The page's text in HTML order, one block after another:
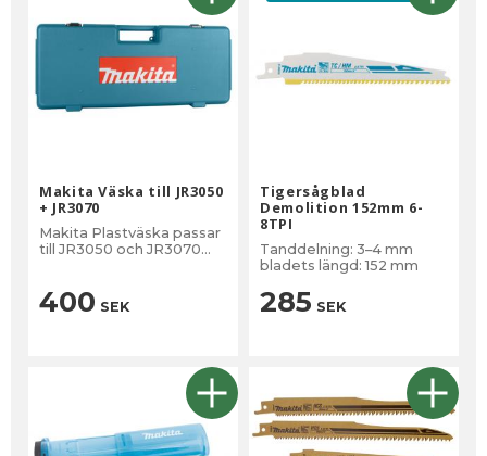
Makita Väska till JR3050
+ JR3070
Makita Plastväska passar
till JR3050 och JR3070
400 SEK
Tigersågblad
Demolition 152mm 6-
8TPI
Tanddelning: 3–4 mm
bladets längd: 152 mm
285 SEK